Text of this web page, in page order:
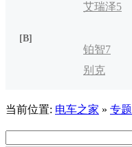
e-tron
艾瑞泽5
[B]
铂智7
别克
当前位置: 电车之家 » 专题